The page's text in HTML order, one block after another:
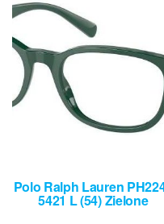
Polo Ralph Lauren
5421 L (54) Zielone